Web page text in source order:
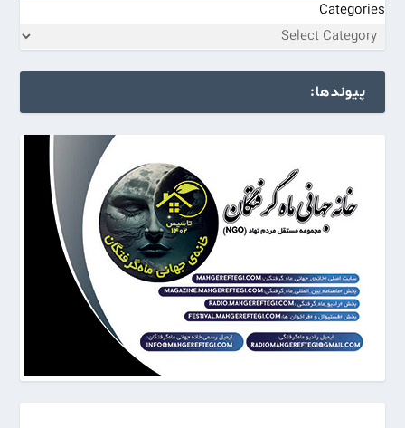
Categories
پیوندها: